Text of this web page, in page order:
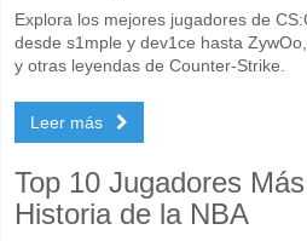
Explora los mejores jugadores de
desde s1mple y dev1ce hasta
y otras leyendas de Counter-Strike.
Leer más
Top 10 Jugadores
Historia de la NBA